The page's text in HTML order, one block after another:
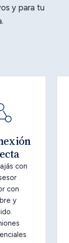
y para tu
con
con
y